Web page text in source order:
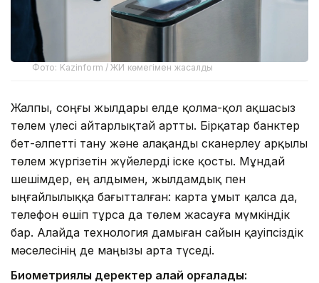
Фото: Kazinform / ЖИ көмегімен жасалды
Жалпы, соңғы жылдары елде қолма-қол ақшасыз
төлем үлесі айтарлықтай артты. Бірқатар банктер
бет-әлпетті тану және алақанды сканерлеу арқылы
төлем жүргізетін жүйелерді іске қосты. Мұндай
шешімдер, ең алдымен, жылдамдық пен
ыңғайлылыққа бағытталған: карта ұмыт қалса да,
телефон өшіп тұрса да төлем жасауға мүмкіндік
бар. Алайда технология дамыған сайын қауіпсіздік
мәселесінің де маңызы арта түседі.
Биометриялық деректер қалай қорғалады: